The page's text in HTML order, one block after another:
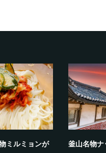
ミルミョンが
釜山名物ナ